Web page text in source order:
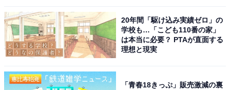
個性的な演技が注目されます。
ミュージシャンとしても活躍し、『さよならエレジー』
す。俳優として着実に実績を積み、映画『あゝ、荒野』
20年間「駆け込み実績ゼロ」の
学校も…「こども110番の家」
は本当に必要？ PTAが直面する
理想と現実
「青春18きっぷ」販売激減の裏